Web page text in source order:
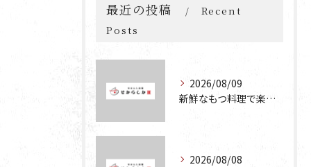
最近の投稿
Recent
Posts
2026/08/09
新鮮なもつ料理で楽しむコスパ抜群の居酒屋宴会の魅力
2026/08/08